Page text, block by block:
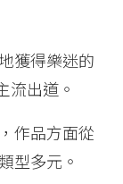
獲得樂迷的
流出道。
作品方面從
型多元。